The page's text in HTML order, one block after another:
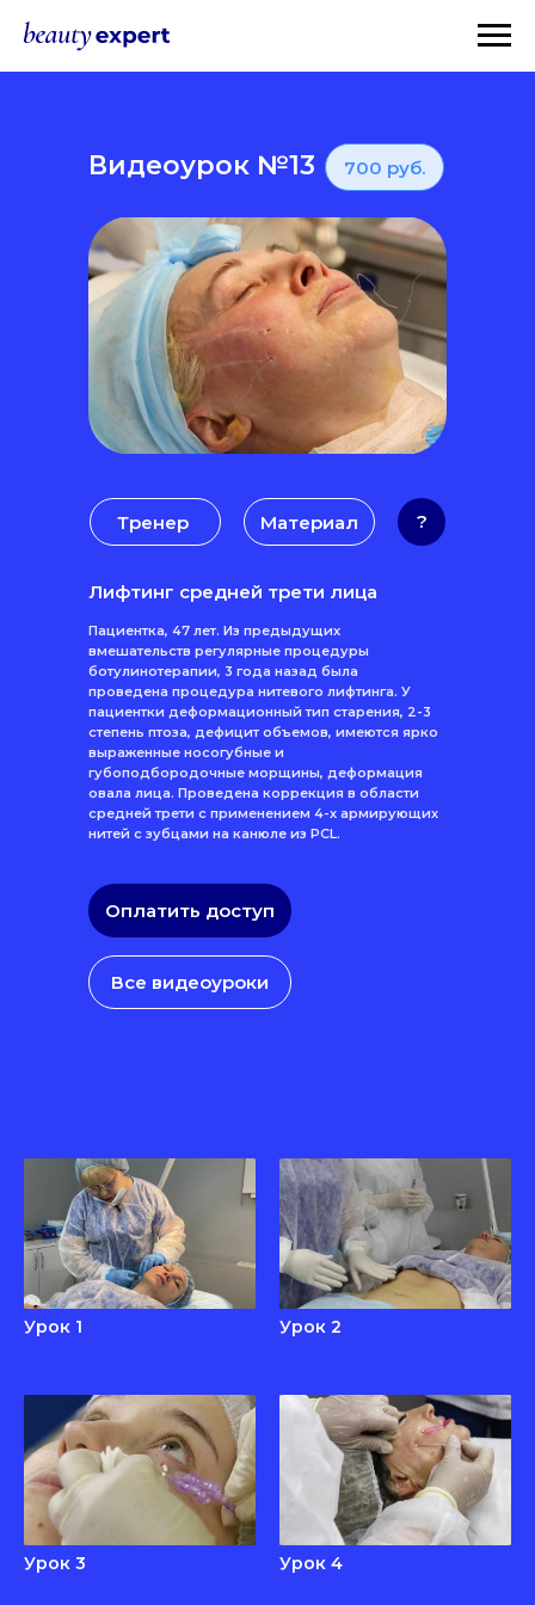
Пациентка, 47 лет. Из предыдущих
вмешательств регулярные процедуры
ботулинотерапии, 3 года назад была
проведена процедура нитевого лифтинга. У
пациентки деформационный тип старения, 2-3
степень птоза, дефицит объемов, имеются ярко
выраженные носогубные и
губоподбородочные морщины, деформация
овала лица. Проведена коррекция в области
средней трети с применением 4-х армирующих
нитей с зубцами на канюле из PCL.
Видеоурок №13
Лифтинг средней трети лица
Материал
700 руб.
Тренер
Оплатить доступ
Все видеоуроки
?
Урок 1 Урок 2
Урок 3 Урок 4